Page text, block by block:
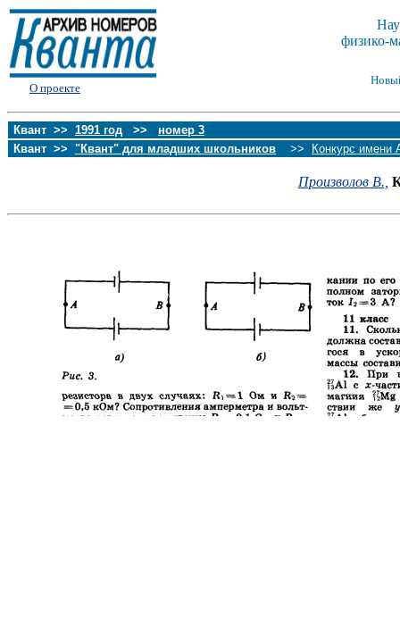
О проекте
физико-
Квант >> 1991 год >> номер 3
Квант >> "Квант" для младших школьников >> Конкурс имени
Произволов В.,